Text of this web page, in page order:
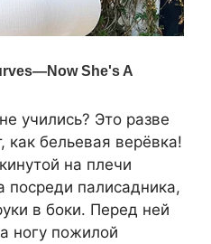
учились? Это разве
как бельевая верёвка!
на плечи
посреди палисадника,
в боки. Перед ней
ногу пожилой